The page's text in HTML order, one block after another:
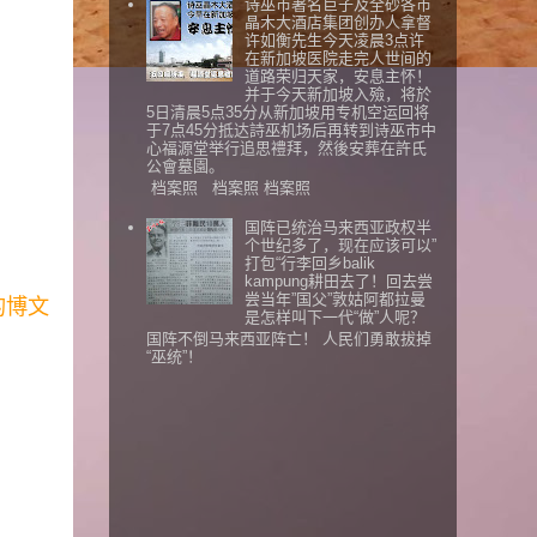
博文
诗巫市著名巨子及全砂各市
晶木大酒店集团创办人拿督
许如衡先生今天凌晨3点许
在新加坡医院走完人世间的
道路荣归天家，安息主怀！
并于今天新加坡入殮，将於
5日清晨5点35分从新加坡用专机空运回将
于7点45分抵达詩巫机场后再转到诗巫市中
心福源堂举行追思禮拜，然後安葬在許氏
公會墓園。
档案照 档案照 档案照
国阵已统治马来西亚政权半
个世纪多了，现在应该可以”
打包“行李回乡balik
kampung耕田去了！回去尝
尝当年”国父”敦姑阿都拉曼
是怎样叫下一代“做”人呢？
国阵不倒马来西亚阵亡！ 人民们勇敢拔掉
“巫统”！